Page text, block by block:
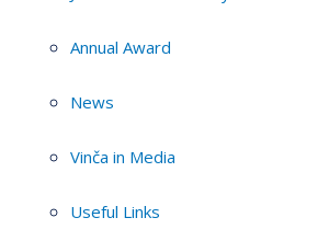
Annual Award
News
Vinča in Media
Useful Links